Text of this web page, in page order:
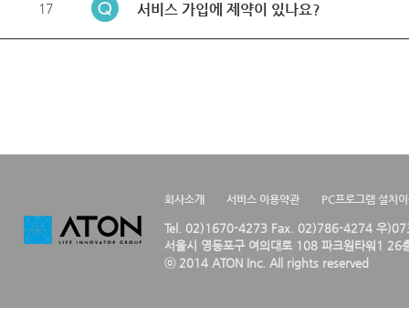
17 서비스 가입에 제약이 있나요?
회사소개 서비스 이용약관 PC프로그램 설치
Tel. 02)1670-4273 Fax. 02)786-4274 우
서울시 영등포구 여의대로 108 파크원타워1 26
ⓒ 2014 ATON Inc. All rights reserved